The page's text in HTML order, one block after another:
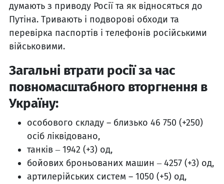
думають з приводу Росії та як відносяться до
Путіна. Тривають і подворові обходи та
перевірка паспортів і телефонів російськими
військовими.
Загальні втрати росії за час
повномасштабного вторгнення в
Україну:
особового складу – близько 46 750 (+250)
осіб ліквідовано,
танків ‒ 1942 (+3) од,
бойових броньованих машин ‒ 4257 (+3) од,
артилерійських систем – 1050 (+5) од,